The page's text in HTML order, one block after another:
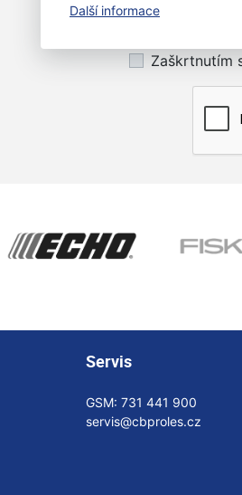
Další informace
Zaškrtnutím
Servis
GSM: 731 441 900
servis@cbproles.cz